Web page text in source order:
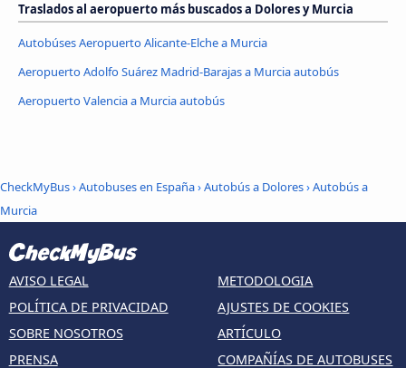
Traslados al aeropuerto más buscados a Dolores y Murcia
Autobúses Aeropuerto Alicante-Elche a Murcia
Aeropuerto Adolfo Suárez Madrid-Barajas a Murcia autobús
Aeropuerto Valencia a Murcia autobús
CheckMyBus›Autobuses en España›Autobús a Dolores›Autobús a
Murcia
AVISO LEGAL
POLÍTICA DE PRIVACIDAD
SOBRE NOSOTROS
PRENSA
METODOLOGIA
AJUSTES DE COOKIES
ARTÍCULO
COMPAÑÍAS DE AUTOBUSES